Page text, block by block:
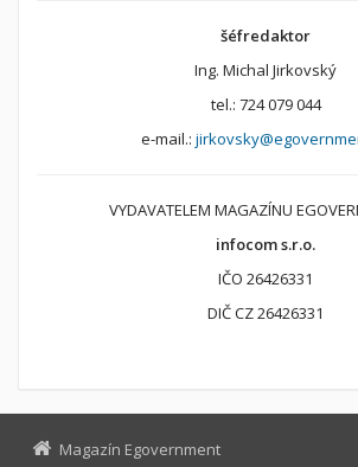
šéfredaktor
Ing. Michal Jirkovský
tel.: 724 079 044
e-mail.:
VYDAVATELEM MAGAZÍNU
infocom s.r.o.
IČO 26426331
DIČ CZ 26426331
Magazín Egovernment